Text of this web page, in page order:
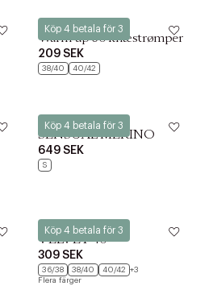
Köp 4 betala för 3
Kunert
Warm up 60 knæstrømper
209 SEK
38/40 40/42
Köp 4 betala för 3
Kunert
SENSUAL MERINO
649 SEK
S
Köp 4 betala för 3
Kunert
VELVET 40
309 SEK
36/38 38/40 40/42 +3
Flera färger